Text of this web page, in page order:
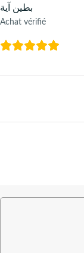
بطين آية
Achat vérifié